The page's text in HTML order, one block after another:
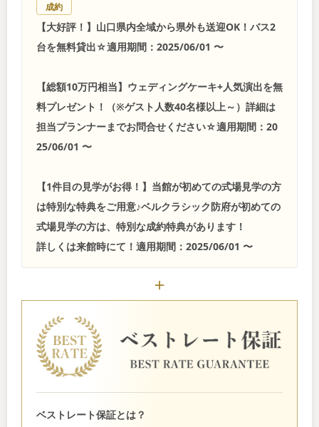
成約
【大好評！】山口県内全域から県外も送迎OK！バス2
台を無料貸出☆適用期間：2025/06/01 〜
【総額10万円相当】ウェディングケーキ+人気演出を無
料プレゼント！（※ゲスト人数40名様以上～）詳細は
担当プランナーまでお問合せください☆適用期間：20
25/06/01 〜
【1件目の見学がお得！】当館が初めての式場見学の方
は特別な特典をご用意♪ベルクラシック防府が初めての
式場見学の方は、特別な成約特典があります！
詳しくは来館時にて！適用期間：2025/06/01 〜
ベストレート保証とは？